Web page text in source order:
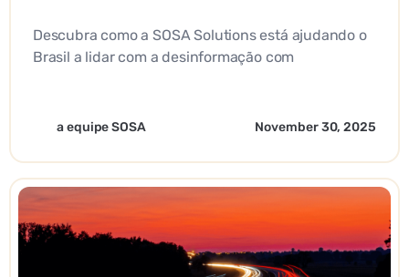
Descubra como a SOSA Solutions está ajudando o
Brasil a lidar com a desinformação com
a equipe SOSA November 30, 2025